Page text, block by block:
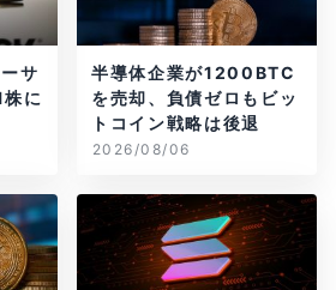
サ
に
半導体企業が1200BTC
を売却、負債ゼロもビッ
トコイン戦略は後退
2026/08/06